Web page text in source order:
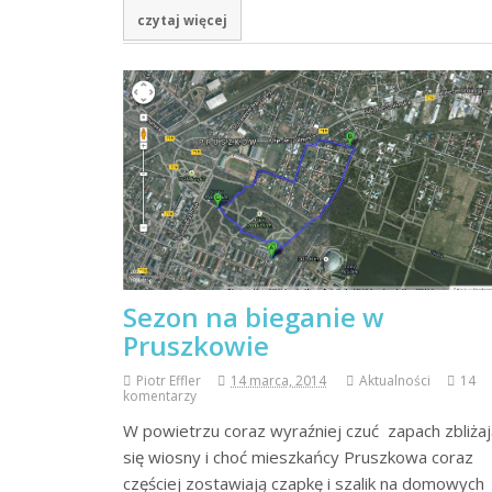
czytaj więcej
Sezon na bieganie w
Pruszkowie
Piotr Effler 14 marca, 2014 Aktualności
14
komentarzy
W powietrzu coraz wyraźniej czuć zapach
się wiosny i choć mieszkańcy Pruszkowa coraz
częściej zostawiają czapkę i szalik na domowych